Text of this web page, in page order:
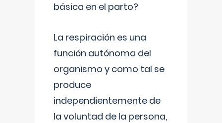
básica en el parto?
La respiración es una
función autónoma del
organismo y como tal se
produce
independientemente de
la voluntad de la persona,